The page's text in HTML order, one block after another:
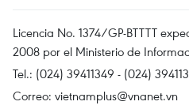
Licencia No. 1374/GP-BTTTT
2008 por el Ministerio de
Tel.: (024) 39411349 - (024)
Correo: vietnamplus@vnanet.vn